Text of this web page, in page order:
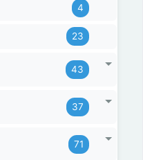
4
23
43
37
71